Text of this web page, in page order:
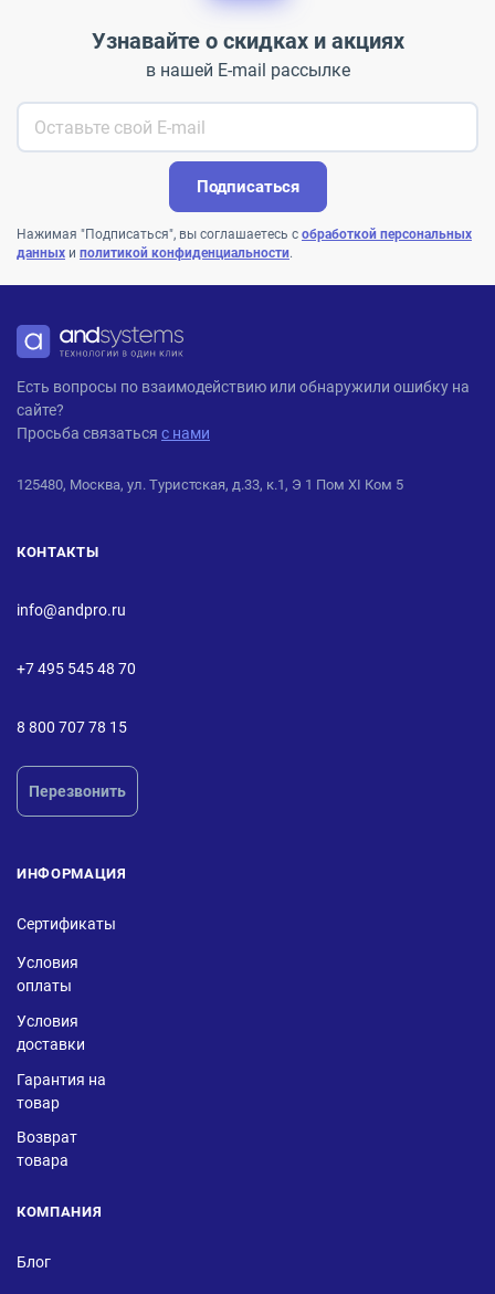
Узнавайте о скидках и акциях
в нашей E-mail рассылке
Подписаться
Нажимая "Подписаться", вы соглашаетесь с обработкой персональных
данных и политикой конфиденциальности.
ANDPRO
Есть вопросы по взаимодействию или обнаружили ошибку на
сайте?
Просьба связаться с нами
125480, Москва, ул. Туристская, д.33, к.1, Э 1 Пом XI Ком 5
КОНТАКТЫ
info@andpro.ru
+7 495 545 48 70
8 800 707 78 15
Перезвонить
ИНФОРМАЦИЯ
Сертификаты
Условия
оплаты
Условия
доставки
Гарантия на
товар
Возврат
товара
КОМПАНИЯ
Блог